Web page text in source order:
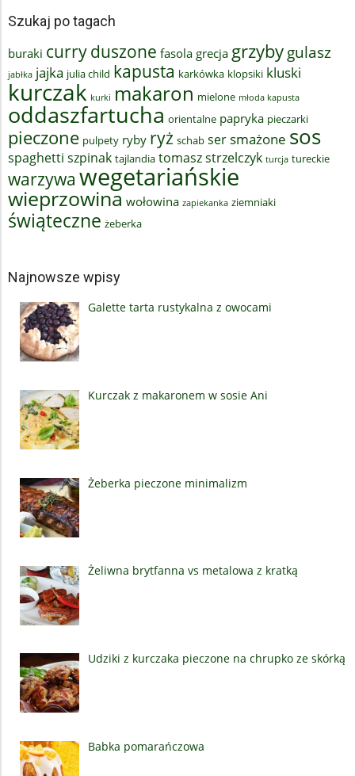
Szukaj po tagach
buraki curryduszone fasola grecja grzyby gulasz
jabłka jajka julia child kapusta karkówka klopsiki kluski
kurczak kurki makaron mielone młoda kapusta
oddaszfartucha orientalne papryka pieczarki
pieczone pulpety ryby ryż schab ser smażone sos
spaghetti szpinak tajlandia tomasz strzelczyk turcja tureckie
warzywa wegetariańskie
wieprzowina wołowina zapiekanka ziemniaki
świąteczne żeberka
Najnowsze wpisy
Galette tarta rustykalna z owocami
Kurczak z makaronem w sosie Ani
Żeberka pieczone minimalizm
Żeliwna brytfanna vs metalowa z kratką
Udziki z kurczaka pieczone na chrupko ze skórką
Babka pomarańczowa